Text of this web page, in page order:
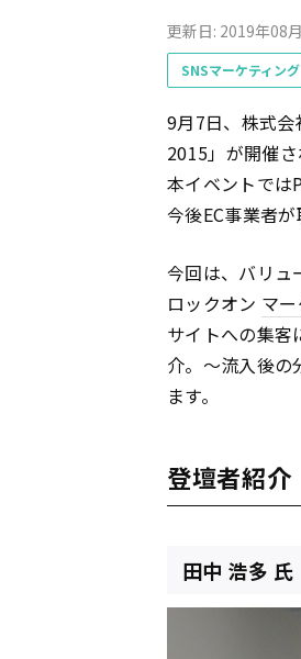
更新日: 2019年08
SNSマーケティング
9月7日、株式会
2015」が開催さ
本イベントでは
今後EC事業者
今回は、バリュ
ロックオン マ
サイトへの集
介。～流入後の
ます。
登壇者紹介
田中 浩多 氏